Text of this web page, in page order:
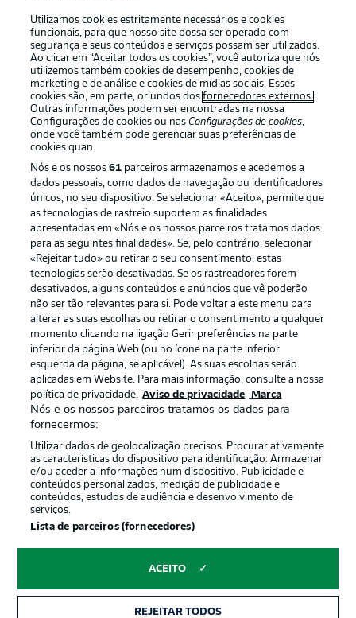
Oferecido por
Publicidade Avisos legais
Gerir preferências Aviso de privacidade
Emissoras
Trabalhe conosco Marca
Contato Jogadores
© 2026 Bundesliga-Gruppe GmbH
Escolha seu idioma
Utilizamos cookies estritamente necessários e cookies
funcionais, para que nosso site possa ser operado com
segurança e seus conteúdos e serviços possam ser utilizados.
Ao clicar em “Aceitar todos os cookies”, você autoriza que nós
utilizemos também cookies de desempenho, cookies de
marketing e de análise e cookies de mídias sociais. Esses
cookies são, em parte, oriundos dosfornecedores externos .
Outras informações podem ser encontradas na nossa
Configurações de cookiesou nasConfigurações de cookies,
onde você também pode gerenciar suas preferências de
cookies quan.
Nós e os nossos61 parceiros armazenamos e acedemos a
dados pessoais, como dados de navegação ou identificadores
únicos, no seu dispositivo. Se selecionar «Aceito», permite que
as tecnologias de rastreio suportem as finalidades
apresentadas em «Nós e os nossos parceiros tratamos dados
para as seguintes finalidades». Se, pelo contrário, selecionar
«Rejeitar tudo» ou retirar o seu consentimento, estas
tecnologias serão desativadas. Se os rastreadores forem
desativados, alguns conteúdos e anúncios que vê poderão
não ser tão relevantes para si. Pode voltar a este menu para
alterar as suas escolhas ou retirar o consentimento a qualquer
momento clicando na ligação Gerir preferências na parte
inferior da página Web (ou no ícone na parte inferior
esquerda da página, se aplicável). As suas escolhas serão
aplicadas em Website. Para mais informação, consulte a nossa
política de privacidade. Aviso de privacidade Marca
Nós e os nossos parceiros tratamos os dados para
fornecermos:
Utilizar dados de geolocalização precisos. Procurar ativamente
as características do dispositivo para identificação. Armazenar
e/ou aceder a informações num dispositivo. Publicidade e
conteúdos personalizados, medição de publicidade e
conteúdos, estudos de audiência e desenvolvimento de
serviços.
Lista de parceiros (fornecedores)
ACEITO
REJEITAR TODOS